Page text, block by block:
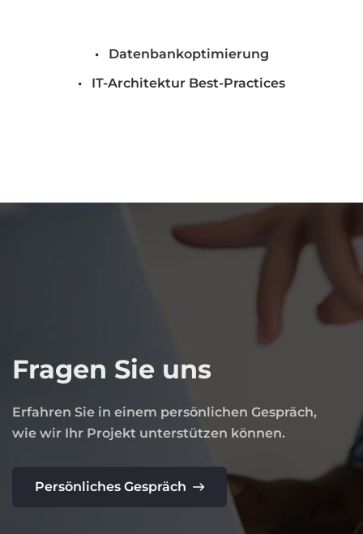
Datenbankoptimierung
IT-Architektur Best-Practices
Fragen Sie uns
Erfahren Sie in einem persönlichen Gespräch,
wie wir Ihr Projekt unterstützen können.
Persönliches Gespräch